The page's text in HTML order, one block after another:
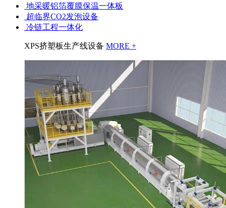
地采暖铝箔覆膜保温一体板
超临界CO2发泡设备
冷链工程一体化
XPS挤塑板生产线设备 MORE +